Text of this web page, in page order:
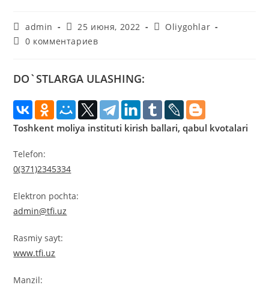
Автор
записи:
admin
Запись
опубликована:
25 июня, 2022
Рубрика
Oliygohlar
Комментарии
0 комментариев
DO`STLARGA ULASHING:
Toshkent moliya instituti kirish ballari, qabul kvotalari
Telefon:
0(371)2345334
Elektron pochta:
admin@tfi.uz
Rasmiy sayt:
www.tfi.uz
Manzil: